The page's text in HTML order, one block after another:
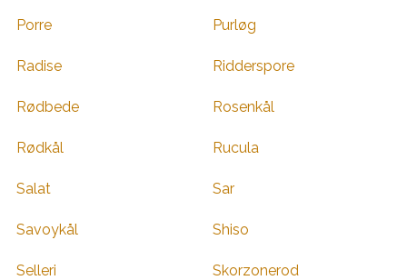
Porre Purløg
Radise Ridderspore
Rødbede Rosenkål
Rødkål Rucula
Salat Sar
Savoykål Shiso
Selleri Skorzonerod